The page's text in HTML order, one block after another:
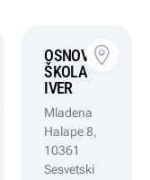
OSNOVNA
ŠKOLA
IVER
Mladena
Halape 8,
10361
Sesvetski